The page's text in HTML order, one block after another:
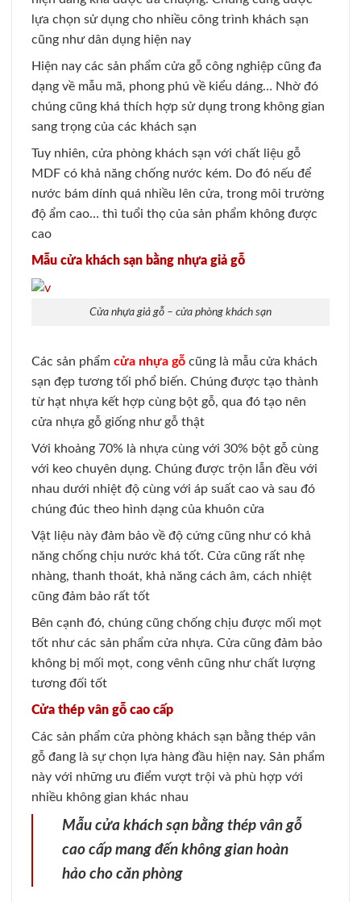
lựa chọn sử dụng cho nhiều công trình khách sạn
cũng như dân dụng hiện nay
Hiện nay các sản phẩm cửa gỗ công nghiệp cũng đa
dạng về mẫu mã, phong phú về kiểu dáng… Nhờ đó
chúng cũng khá thích hợp sử dụng trong không gian
sang trọng của các khách sạn
Tuy nhiên, cửa phòng khách sạn với chất liệu gỗ
MDF có khả năng chống nước kém. Do đó nếu để
nước bám dính quá nhiều lên cửa, trong môi trường
độ ẩm cao… thì tuổi thọ của sản phẩm không được
cao
Mẫu cửa khách sạn bằng nhựa giả gỗ
Cửa nhựa giả gỗ – cửa phòng khách sạn
Các sản phẩm cửa nhựa gỗ cũng là mẫu cửa khách
sạn đẹp tương tối phổ biến. Chúng được tạo thành
từ hạt nhựa kết hợp cùng bột gỗ, qua đó tạo nên
cửa nhựa gỗ giống như gỗ thật
Với khoảng 70% là nhựa cùng với 30% bột gỗ cùng
với keo chuyên dụng. Chúng được trộn lẫn đều với
nhau dưới nhiệt độ cùng với áp suất cao và sau đó
chúng đúc theo hình dạng của khuôn cửa
Vật liệu này đảm bảo về độ cứng cũng như có khả
năng chống chịu nước khá tốt. Cửa cũng rất nhẹ
nhàng, thanh thoát, khả năng cách âm, cách nhiệt
cũng đảm bảo rất tốt
Bên cạnh đó, chúng cũng chống chịu được mối mọt
tốt như các sản phẩm cửa nhựa. Cửa cũng đảm bảo
không bị mối mọt, cong vênh cũng như chất lượng
tương đối tốt
Cửa thép vân gỗ cao cấp
Các sản phẩm cửa phòng khách sạn bằng thép vân
gỗ đang là sự chọn lựa hàng đầu hiện nay. Sản phẩm
này với những ưu điểm vượt trội và phù hợp với
nhiều không gian khác nhau
Mẫu cửa khách sạn bằng thép vân gỗ
cao cấp mang đến không gian hoàn
hảo cho căn phòng